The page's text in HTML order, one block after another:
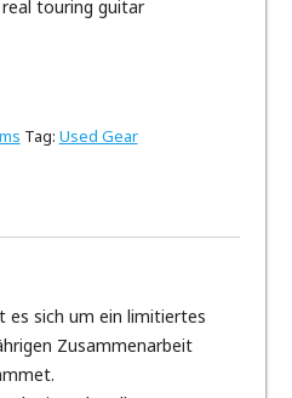
touring guitar
Tag: Used Gear
es sich um ein limitiertes
Zusammenarbeit